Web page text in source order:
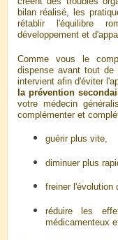
bilan réalisé, les
rétablir l'équilibre
développement et
Comme vous le
dispense avant tout de
intervient afin d'éviter
la prévention
votre médecin
complémenter et
guérir plus vite,
diminuer plus
freiner l'évolution
réduire les
médicamenteux